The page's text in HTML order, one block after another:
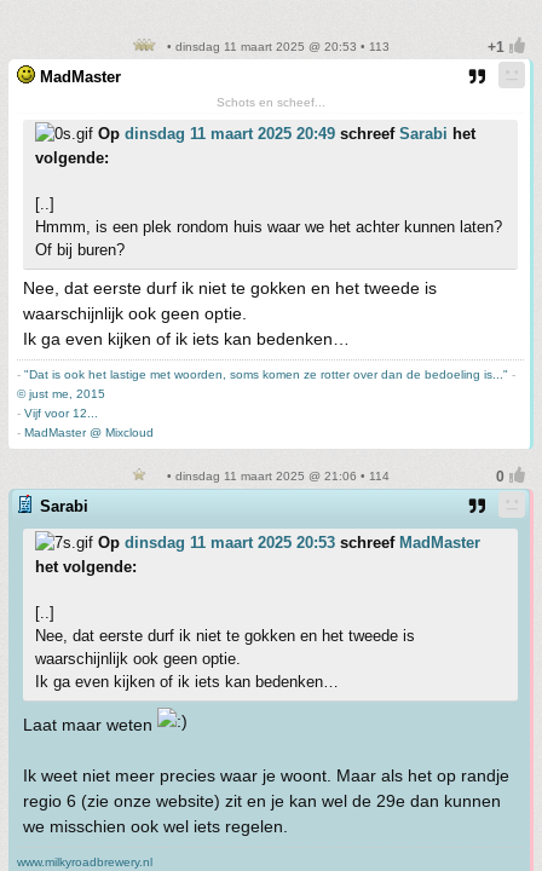
• dinsdag 11 maart 2025 @ 20:53 • 113
MadMaster
Schots en scheef...
Op dinsdag 11 maart 2025 20:49 schreef Sarabi het
volgende:
[..]
Hmmm, is een plek rondom huis waar we het achter kunnen laten?
Of bij buren?
Nee, dat eerste durf ik niet te gokken en het tweede is
waarschijnlijk ook geen optie.
Ik ga even kijken of ik iets kan bedenken…
- "Dat is ook het lastige met woorden, soms komen ze rotter over dan de bedoeling is..." -
© just me, 2015
- Vijf voor 12...
- MadMaster @ Mixcloud
• dinsdag 11 maart 2025 @ 21:06 • 114
Sarabi
Op dinsdag 11 maart 2025 20:53 schreef MadMaster
het volgende:
[..]
Nee, dat eerste durf ik niet te gokken en het tweede is
waarschijnlijk ook geen optie.
Ik ga even kijken of ik iets kan bedenken…
Laat maar weten
Ik weet niet meer precies waar je woont. Maar als het op randje
regio 6 (zie onze website) zit en je kan wel de 29e dan kunnen
we misschien ook wel iets regelen.
www.milkyroadbrewery.nl